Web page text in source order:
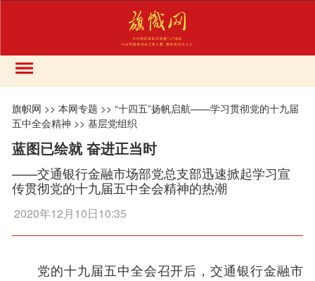
旗帜网 >>本网专题 >>“十四五”扬帆启航——学习贯彻党的十九届
五中全会精神 >>基层党组织
蓝图已绘就 奋进正当时
——交通银行金融市场部党总支部迅速掀起学习宣
传贯彻党的十九届五中全会精神的热潮
2020年12月10日10:35
党的十九届五中全会召开后，交通银行金融市